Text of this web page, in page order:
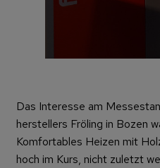
Das Interesse am
herstellers Fröling in Bozen
Komfortables Heizen mit
hoch im Kurs, nicht zuletzt